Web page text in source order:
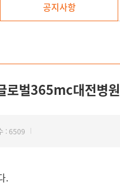
공지사항
로벌365mc대전병
: 6509
.